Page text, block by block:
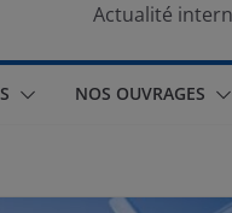
Actualité
NOS OUVRAGES